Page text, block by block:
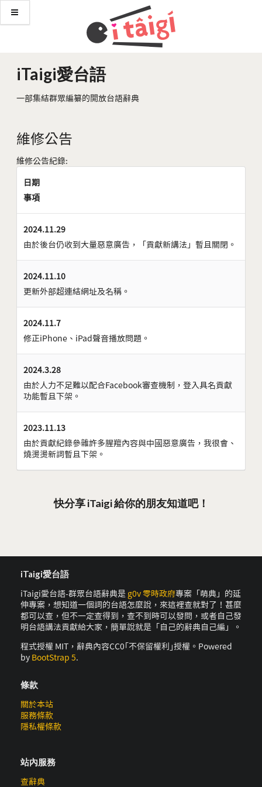
iTaigi愛台語
一部集結群眾編纂的開放台語辭典
維修公告
維修公告紀錄:
日期
事項
2024.11.29
由於後台仍收到大量惡意廣告，「貢獻新講法」暫且關閉。
2024.11.10
更新外部超連結網址及名稱。
2024.11.7
修正iPhone、iPad聲音播放問題。
2024.3.28
由於人力不足難以配合Facebook審查機制，登入具名貢獻
功能暫且下架。
2023.11.13
由於貢獻紀錄參雜許多腥羶內容與中國惡意廣告，我很會、
燒燙燙新詞暫且下架。
快分享 iTaigi 給你的朋友知道吧！
iTaigi愛台語
iTaigi愛台語-群眾台語辭典是 g0v 零時政府專案「萌典」的延
伸專案，想知道一個詞的台語怎麼說，來這裡查就對了！甚麼
都可以查，但不一定查得到，查不到時可以發問，或者自己發
明台語講法貢獻給大家，簡單說就是「自己的辭典自己編」。
程式授權 MIT，辭典內容CC0｢不保留權利｣授權。Powered
by BootStrap 5.
條款
關於本站
服務條款
隱私權條款
站內服務
查辭典